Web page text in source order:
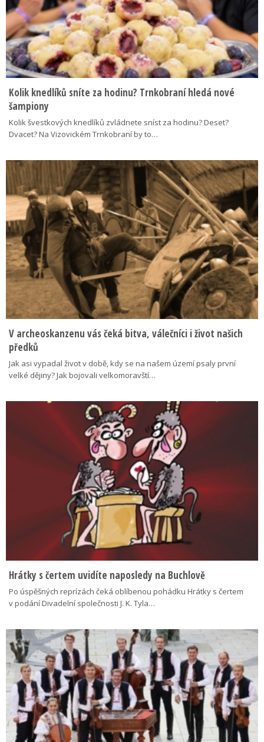
Kolik knedlíků sníte za hodinu? Trnkobraní hledá nové
šampiony
Kolik švestkových knedlíků zvládnete sníst za hodinu? Deset?
Dvacet? Na Vizovickém Trnkobraní by to…
V archeoskanzenu vás čeká bitva, válečníci i život našich
předků
Jak asi vypadal život v době, kdy se na našem území psaly první
velké dějiny? Jak bojovali velkomoravští…
Hrátky s čertem uvidíte naposledy na Buchlově
Po úspěšných reprízách čeká oblíbenou pohádku Hrátky s čertem
v podání Divadelní společnosti J. K. Tyla…